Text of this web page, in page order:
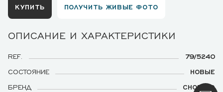
КУПИТЬ ПОЛУЧИТЬ ЖИВЫЕ ФОТО
ОПИСАНИЕ И ХАРАКТЕРИСТИКИ
REF.
79/5240
СОСТОЯНИЕ
НОВЫЕ
БРЕНД
CHOPARD